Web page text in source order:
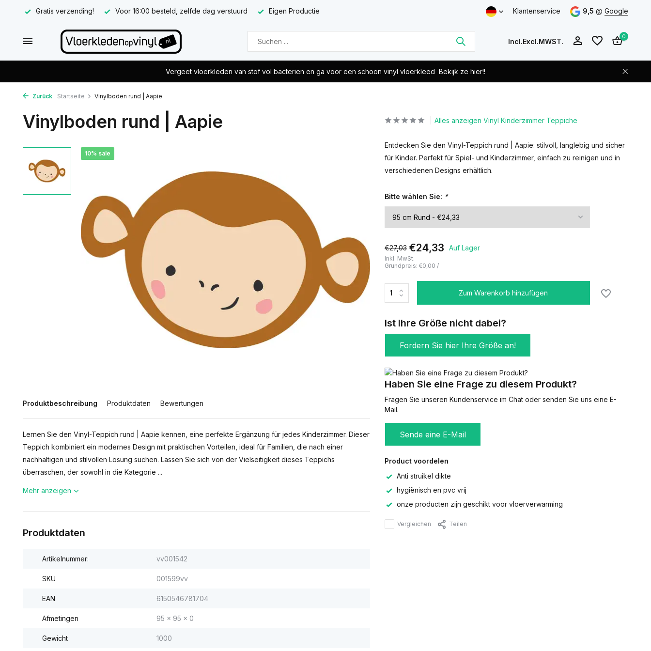
Gratis verzending! Voor 16:00 besteld, zelfde dag verstuurd Eigen Productie Klantenservice 9,5 @ Google
Incl.Excl.MWST.
anlegen
Benutzerkonto
0
Vergeet vloerkleden van stof vol bacterien en ga voor een schoon vinyl vloerkleed Bekijk ze hier!!
Zurück Startseite Vinylboden rund | Aapie
Vinylboden rund | Aapie
10% sale
Produktbeschreibung Produktdaten Bewertungen
Lernen Sie den Vinyl-Teppich rund | Aapie kennen, eine perfekte Ergänzung für jedes Kinderzimmer. Dieser
Teppich kombiniert ein modernes Design mit praktischen Vorteilen, ideal für Familien, die nach einer
nachhaltigen und stilvollen Lösung suchen. Lassen Sie sich von der Vielseitigkeit dieses Teppichs
überraschen, der sowohl in die Kategorie ...
Mehr anzeigen
Produktdaten
Artikelnummer: vv001542
SKU 001599vv
EAN 6150546781704
Afmetingen 95 x 95 x 0
Gewicht 1000
Alles anzeigen Vinyl Kinderzimmer Teppiche
Entdecken Sie den Vinyl-Teppich rund | Aapie: stilvoll, langlebig und sicher
für Kinder. Perfekt für Spiel- und Kinderzimmer, einfach zu reinigen und in
verschiedenen Designs erhältlich.
Bitte wählen Sie: *
€27,03 €24,33 Auf Lager
Inkl. MwSt.
Grundpreis: €0,00 /
Zum Warenkorb hinzufügen
Ist Ihre Größe nicht dabei?
Fordern Sie hier Ihre Größe an!
Haben Sie eine Frage zu diesem Produkt?
Fragen Sie unseren Kundenservice im Chat oder senden Sie uns eine E-
Mail.
Sende eine E-Mail
Product voordelen
Anti struikel dikte
hygiënisch en pvc vrij
onze producten zijn geschikt voor vloerverwarming
Vergleichen Teilen